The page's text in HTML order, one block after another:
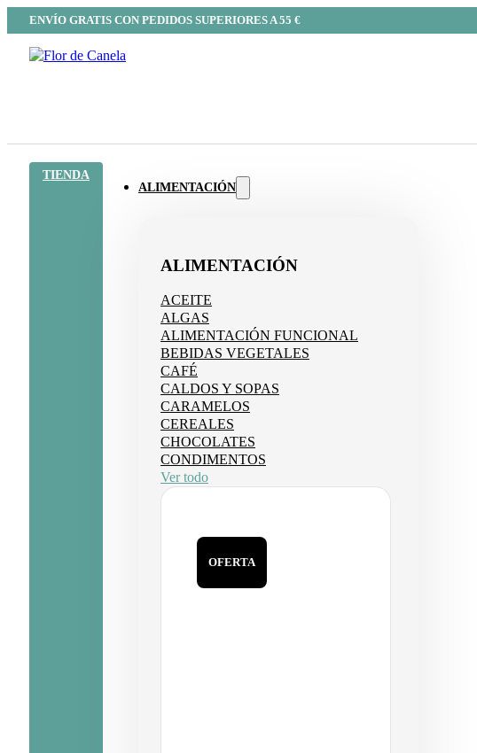
ENVÍO GRATIS CON PEDIDOS SUPERIORES A 55 €
TIENDA
ALIMENTACIÓN
ALIMENTACIÓN
ACEITE
ALGAS
ALIMENTACIÓN FUNCIONAL
BEBIDAS VEGETALES
CAFÉ
CALDOS Y SOPAS
CARAMELOS
CEREALES
CHOCOLATES
CONDIMENTOS
Ver todo
OFERTA